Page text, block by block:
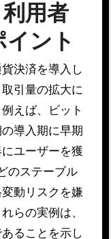
用者
ント
決済を導入し
引量の拡大に
えば、ビット
導入期に早期
ユーザーを獲
のステーブル
動リスクを嫌
らの実例は、
ることを示し